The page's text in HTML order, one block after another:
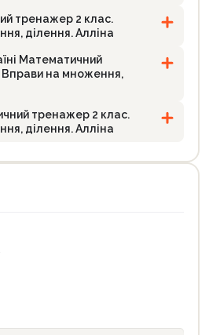
тренажер 2 клас.
ділення. Алліна
Математичний
на множення,
тренажер 2 клас.
ділення. Алліна